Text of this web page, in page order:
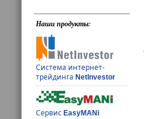
Наши продукты:
Система интернет-
трейдингаNetInvestor
СервисEasyMANi